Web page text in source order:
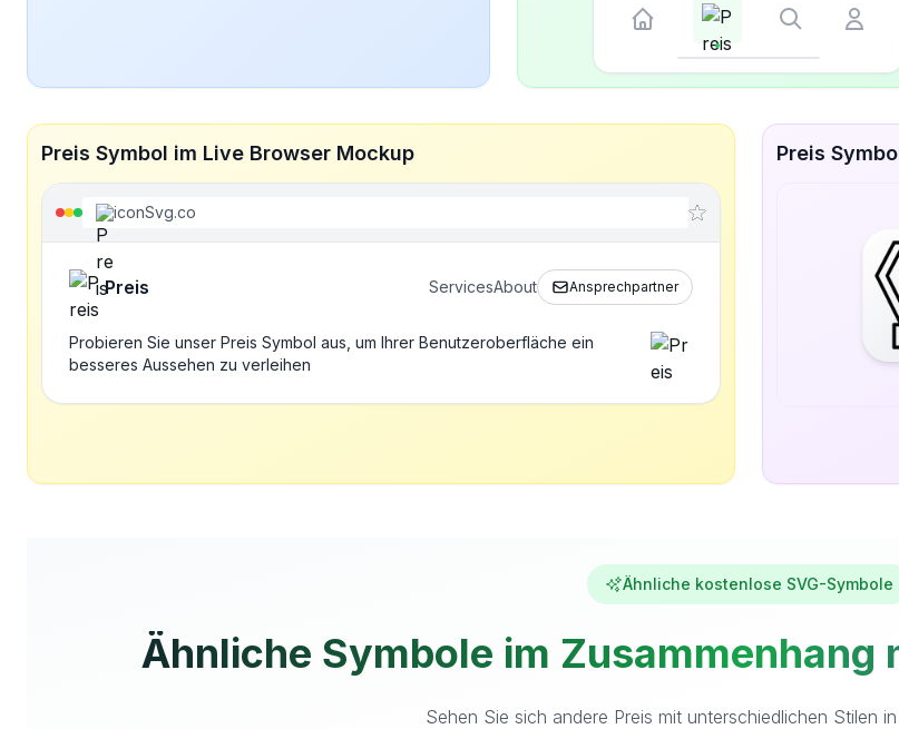
Preis Symbol im Live Browser Mockup
iconSvg.co
Preis ServicesAbout Ansprechpartner
Probieren Sie unser Preis Symbol aus, um Ihrer Benutzeroberfläche ein
besseres Aussehen zu verleihen
Preis
Ähnliche kostenlose SVG-Symbole
Ähnliche Symbole im Zusammenhang
Sehen Sie sich andere Preis mit unterschiedlichen Stilen